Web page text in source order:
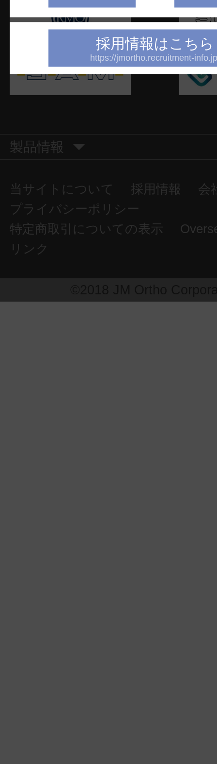
採用情報はこちら
https://jmortho.recruitment-
製品情報
当サイトについて 採用情報
会
プライバシーポリシー
特定商取引についての表示
リンク